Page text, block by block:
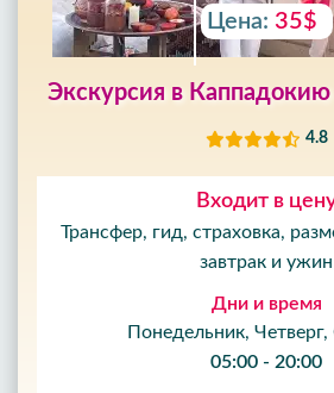
Цена: 35$
Экскурсия в Каппадокию
4.8
Входит в
Трансфер, гид, страховка,
завтрак и ужин
Дни и время
Понедельник, Четверг,
05:00 - 20:00